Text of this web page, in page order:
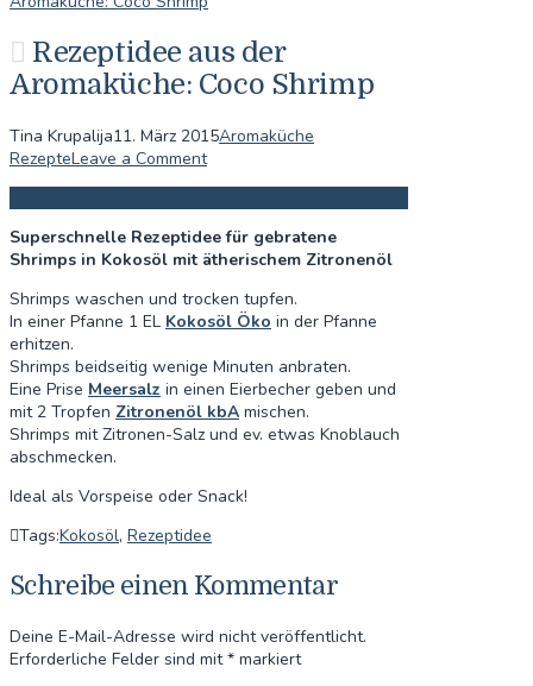
Rezeptidee aus der
Aromaküche: Coco Shrimp
Tina Krupalija11. März 2015Aromaküche
RezepteLeave a Comment
Superschnelle Rezeptidee für gebratene
Shrimps in Kokosöl mit ätherischem Zitronenöl
Shrimps waschen und trocken tupfen.
In einer Pfanne 1 EL Kokosöl Öko in der Pfanne
erhitzen.
Shrimps beidseitig wenige Minuten anbraten.
Eine Prise Meersalz in einen Eierbecher geben und
mit 2 Tropfen Zitronenöl kbA mischen.
Shrimps mit Zitronen-Salz und ev. etwas Knoblauch
abschmecken.
Ideal als Vorspeise oder Snack!
Tags:Kokosöl, Rezeptidee
Schreibe einen Kommentar
Deine E-Mail-Adresse wird nicht veröffentlicht.
Erforderliche Felder sind mit* markiert